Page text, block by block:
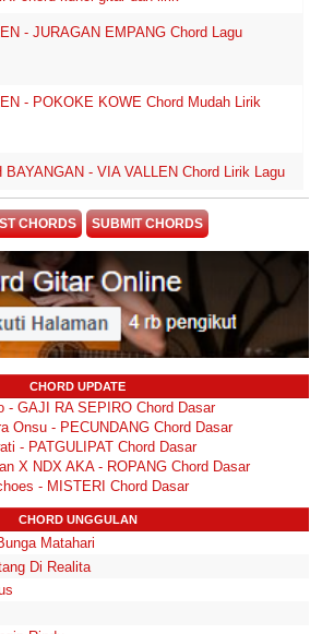
- JURAGAN EMPANG Chord Lagu
- POKOKE KOWE Chord Mudah Lirik
- VIA VALLEN Chord Lirik Lagu
CHORDS SUBMIT CHORDS
CHORD UPDATE
- GAJI RA SEPIRO Chord Dasar
Onsu - PECUNDANG Chord Dasar
- PATGULIPAT Chord Dasar
X NDX AKA - ROPANG Chord Dasar
- MISTERI Chord Dasar
CHORD UNGGULAN
Matahari
Di Realita